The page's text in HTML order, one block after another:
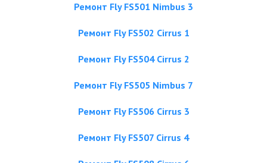
Ремонт Fly FS501 Nimbus 3
Ремонт Fly FS502 Cirrus 1
Ремонт Fly FS504 Cirrus 2
Ремонт Fly FS505 Nimbus 7
Ремонт Fly FS506 Cirrus 3
Ремонт Fly FS507 Cirrus 4